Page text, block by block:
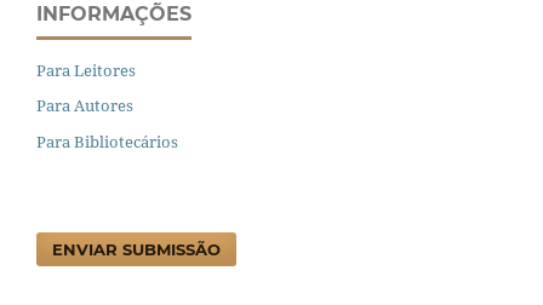
INFORMAÇÕES
Para Leitores
Para Autores
Para Bibliotecários
ENVIAR SUBMISSÃO